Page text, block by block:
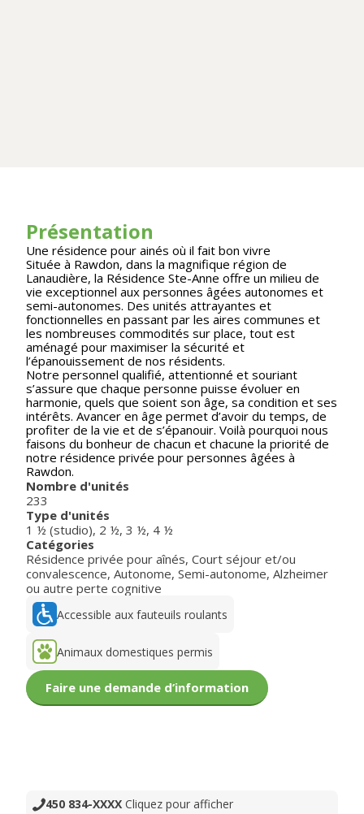
Présentation
Une résidence pour ainés où il fait bon vivre
Située à Rawdon, dans la magnifique région de
Lanaudière, la Résidence Ste-Anne offre un milieu de
vie exceptionnel aux personnes âgées autonomes et
semi-autonomes. Des unités attrayantes et
fonctionnelles en passant par les aires communes et
les nombreuses commodités sur place, tout est
aménagé pour maximiser la sécurité et
l’épanouissement de nos résidents.
Notre personnel qualifié, attentionné et souriant
s’assure que chaque personne puisse évoluer en
harmonie, quels que soient son âge, sa condition et ses
intérêts. Avancer en âge permet d’avoir du temps, de
profiter de la vie et de s’épanouir. Voilà pourquoi nous
faisons du bonheur de chacun et chacune la priorité de
notre résidence privée pour personnes âgées à
Rawdon.
Nombre d'unités
233
Type d'unités
1 ½ (studio), 2 ½, 3 ½, 4 ½
Catégories
Résidence privée pour aînés, Court séjour et/ou
convalescence, Autonome, Semi-autonome, Alzheimer
ou autre perte cognitive
Accessible aux fauteuils roulants
Animaux domestiques permis
Faire une demande d’information
450 834-XXXX Cliquez pour afficher